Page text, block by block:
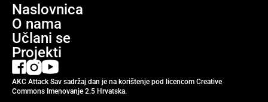
Naslovnica
O nama
Učlani se
Projekti
AKC Attack Sav sadržaj dan je na korištenje pod licencom Creative
Commons Imenovanje 2.5 Hrvatska.